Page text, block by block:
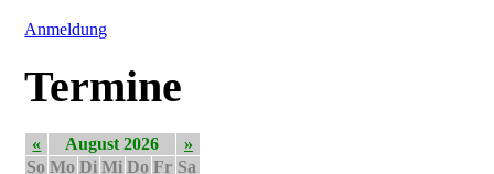
Anmeldung
Termine
« August 2026
»
So Mo Di Mi Do Fr Sa